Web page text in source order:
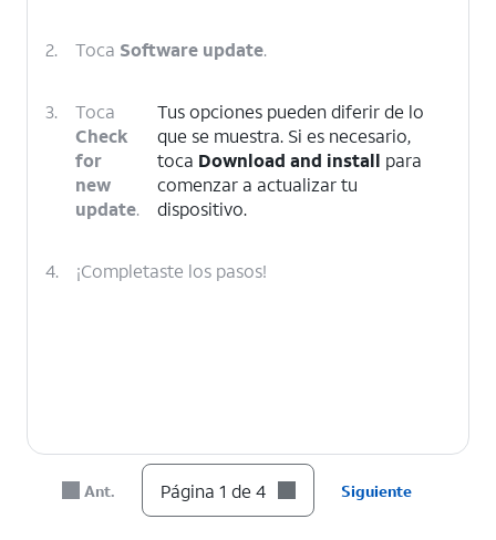
2. Toca Software update.
3.
Toca
Check
for
new
update.
Tus opciones pueden diferir de lo
que se muestra. Si es necesario,
toca Download and install para
comenzar a actualizar tu
dispositivo.
4. ¡Completaste los pasos!
Ant. Página 1 de 4 Siguiente